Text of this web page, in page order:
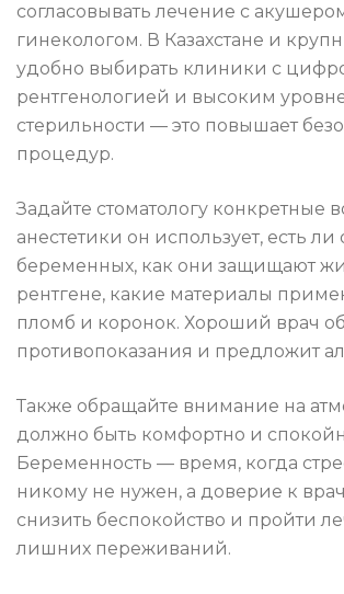
согласовывать лечение с
гинекологом. В Казахстане и
удобно выбирать клиники с
рентгенологией и высоким
стерильности — это повышает
процедур.
Задайте стоматологу конкретные
анестетики он использует, есть
беременных, как они защищают
рентгене, какие материалы
пломб и коронок. Хороший врач
противопоказания и предложит
Также обращайте внимание на
должно быть комфортно и
Беременность — время, когда
никому не нужен, а доверие к
снизить беспокойство и пройти
лишних переживаний.